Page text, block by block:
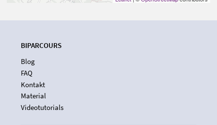
BIPARCOURS
Blog
FAQ
Kontakt
Material
Videotutorials